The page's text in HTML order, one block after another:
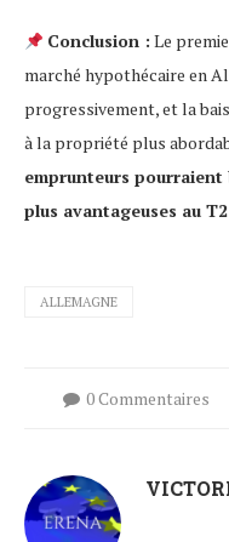
Conclusion : Le
marché hypothécaire en
progressivement, et la
à la propriété plus
emprunteurs
plus avantageuses au
ALLEMAGNE
0 Commentaires